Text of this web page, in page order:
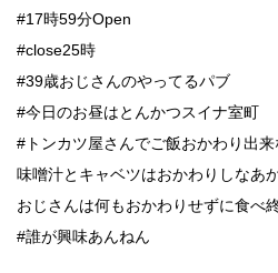
#17時59分Open
#close25時
#39歳おじさんのやってるパブ
#今日のお昼はとんかつスイナ室町
#トンカツ屋さんでご飯おかわり出
味噌汁とキャベツはおかわりしなあ
おじさんは何もおかわりせずに食べ
#誰が興味あんねん